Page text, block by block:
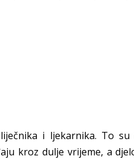
i ljekarnika. To
kroz dulje vrijeme, a